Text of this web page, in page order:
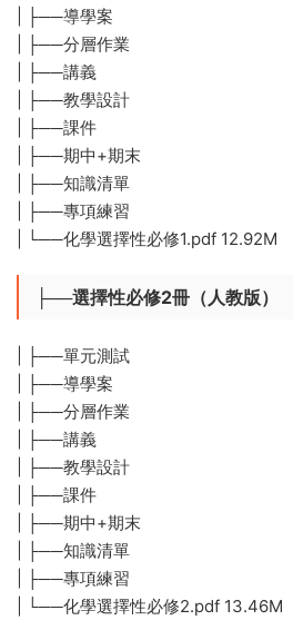
| ├──導學案
| ├──分層作業
| ├──講義
| ├──教學設計
| ├──課件
| ├──期中+期末
| ├──知識清單
| ├──專項練習
| └──化學選擇性必修1.pdf 12.92M
├──選擇性必修2冊（人教版）
| ├──單元測試
| ├──導學案
| ├──分層作業
| ├──講義
| ├──教學設計
| ├──課件
| ├──期中+期末
| ├──知識清單
| ├──專項練習
| └──化學選擇性必修2.pdf 13.46M